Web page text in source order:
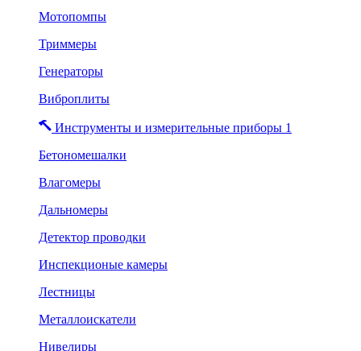
Мотопомпы
Триммеры
Генераторы
Виброплиты
Инструменты и измерительные приборы 1
Бетономешалки
Влагомеры
Дальномеры
Детектор проводки
Инспекционые камеры
Лестницы
Металлоискатели
Нивелиры